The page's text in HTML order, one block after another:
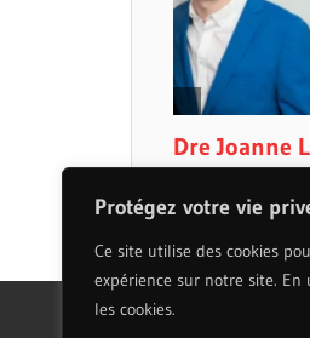
Protégez votre vie
Ce site utilise des cookies
expérience sur notre site.
les cookies.